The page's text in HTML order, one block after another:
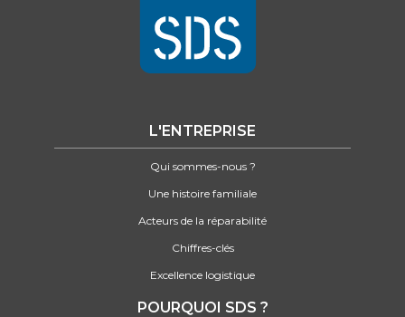
L'ENTREPRISE
Qui sommes-nous ?
Une histoire familiale
Acteurs de la réparabilité
Chiffres-clés
Excellence logistique
POURQUOI SDS ?